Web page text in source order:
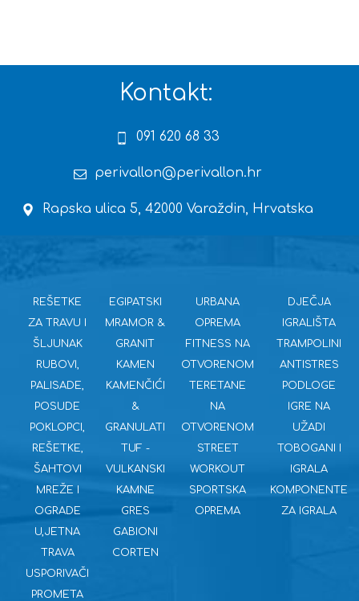
Kontakt:
091 620 68 33
perivallon@perivallon.hr
Rapska ulica 5, 42000 Varaždin, Hrvatska
REŠETKE
ZA TRAVU I
ŠLJUNAK
RUBOVI,
PALISADE,
POSUDE
POKLOPCI,
REŠETKE,
ŠAHTOVI
MREŽE I
OGRADE
U,JETNA
TRAVA
USPORIVAČI
PROMETA
EGIPATSKI
MRAMOR &
GRANIT
KAMEN
KAMENČIĆI
&
GRANULATI
TUF -
VULKANSKI
KAMNE
GRES
GABIONI
CORTEN
URBANA
OPREMA
FITNESS NA
OTVORENOM
TERETANE
NA
OTVORENOM
STREET
WORKOUT
SPORTSKA
OPREMA
DJEČJA
IGRALIŠTA
TRAMPOLINI
ANTISTRES
PODLOGE
IGRE NA
UŽADI
TOBOGANI I
IGRALA
KOMPONENTE
ZA IGRALA